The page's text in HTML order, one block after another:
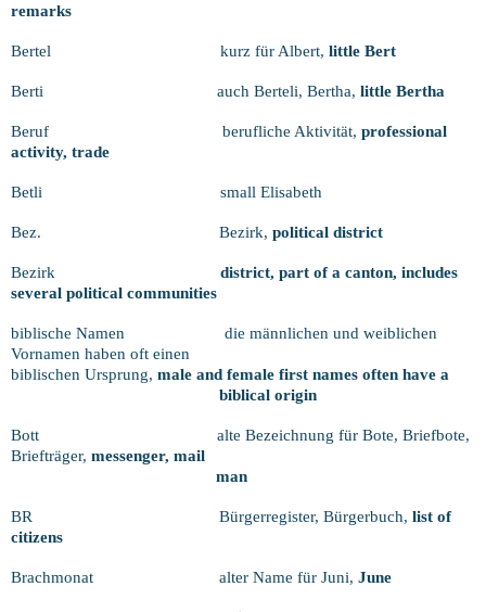
remarks
Bertel kurz für Albert, little Bert
Berti auch Berteli, Bertha, little Bertha
Beruf berufliche Aktivität, professional
activity, trade
Betli small Elisabeth
Bez. Bezirk, political district
Bezirk
district, part of a canton, includes
several political communities
biblische Namen
die männlichen und weiblichen
Vornamen haben oft einen
biblischen Ursprung, male and female first names often have a
biblical origin
Bott
alte Bezeichnung für Bote, Briefbote,
Briefträger, messenger, mail
man
BR Bürgerregister, Bürgerbuch, list of
citizens
Brachmonat alter Name für Juni, June